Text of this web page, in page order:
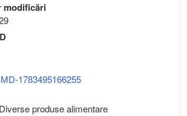
modificări
1783495166255
produse alimentare